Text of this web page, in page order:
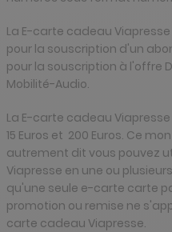
La E-carte cadeau
pour la souscription d'un
pour la souscription à l'offre
Mobilité-Audio.
La E-carte cadeau
15 Euros et 200 Euros. Ce
autrement dit vous pouvez
Viapresse en une ou
qu'une seule e-carte carte
promotion ou remise ne
carte cadeau Viapresse.